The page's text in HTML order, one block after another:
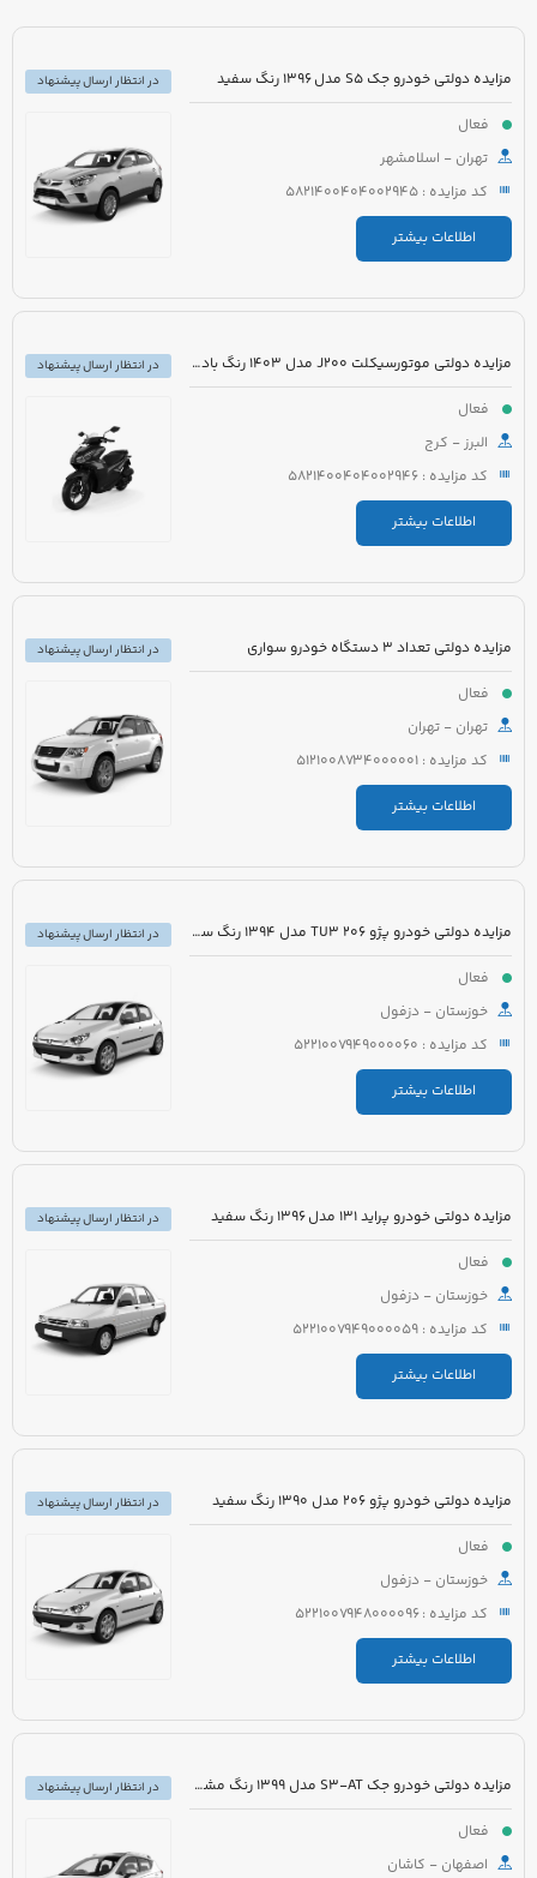
مزایده دولتی خودرو جک S5 مدل 1396 رنگ سفید
فعال
تهران - اسلامشهر
کد مزایده : 5821400404002945
اطلاعات بیشتر
در انتظار ارسال پیشنهاد
مزایده دولتی موتورسیکلت J200 مدل 1403 رنگ بادمجانی
فعال
البرز - کرج
کد مزایده : 5821400404002946
اطلاعات بیشتر
در انتظار ارسال پیشنهاد
مزایده دولتی تعداد 3 دستگاه خودرو سواری
فعال
تهران - تهران
کد مزایده : 5121008734000001
اطلاعات بیشتر
در انتظار ارسال پیشنهاد
مزایده دولتی خودرو پژو 206 TU3 مدل 1394 رنگ سفید
فعال
خوزستان - دزفول
کد مزایده : 5221007949000060
اطلاعات بیشتر
در انتظار ارسال پیشنهاد
مزایده دولتی خودرو پراید 131 مدل 1396 رنگ سفید
فعال
خوزستان - دزفول
کد مزایده : 5221007949000059
اطلاعات بیشتر
در انتظار ارسال پیشنهاد
مزایده دولتی خودرو پژو 206 مدل 1390 رنگ سفید
فعال
خوزستان - دزفول
کد مزایده : 5221007948000096
اطلاعات بیشتر
در انتظار ارسال پیشنهاد
مزایده دولتی خودرو جک S3-AT مدل 1399 رنگ مشکی
فعال
اصفهان - کاشان
در انتظار ارسال پیشنهاد